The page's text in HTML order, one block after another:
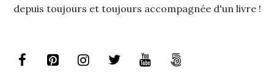
depuis toujours et toujours accompagnée d'un livre !